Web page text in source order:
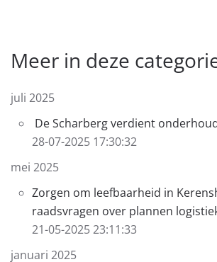
Meer in deze
juli 2025
De Scharberg verdient
28-07-2025 17:30:32
mei 2025
Zorgen om leefbaarheid in
raadsvragen over plannen
21-05-2025 23:11:33
januari 2025